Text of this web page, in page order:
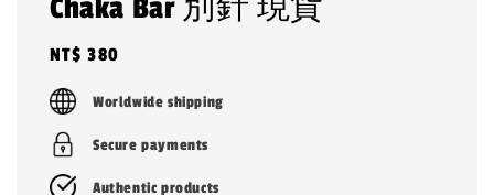
Chaka Bar 別針 現貨
Regular
price
NT$ 380
Worldwide shipping
Secure payments
Authentic products